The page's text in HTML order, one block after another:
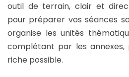
outil de terrain, clair et
pour préparer vos séances
organise les unités
complétant par les annexes,
riche possible.